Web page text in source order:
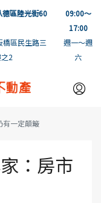
德區陸光街60
橋區民生路三
2
09:00～
17:00
週一～週
六
有一定顛簸
：房市